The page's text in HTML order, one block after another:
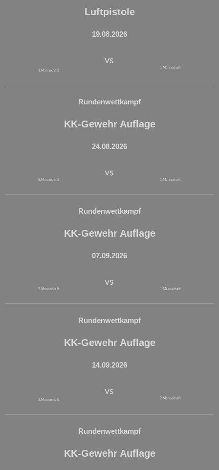
Luftpistole
19.08.2026
1. Mannschaft
vs
1. Mannschaft
Rundenwettkampf
KK-Gewehr Auflage
24.08.2026
3. Mannschaft
vs
1. Mannschaft
Rundenwettkampf
KK-Gewehr Auflage
07.09.2026
2. Mannschaft
vs
1. Mannschaft
Rundenwettkampf
KK-Gewehr Auflage
14.09.2026
2. Mannschaft
vs
2. Mannschaft
Rundenwettkampf
KK-Gewehr Auflage